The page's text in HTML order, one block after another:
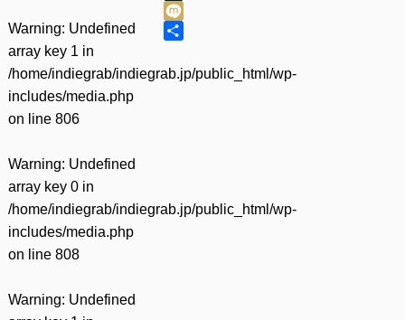
Warning: Undefined
array key 1 in
/home/indiegrab/indiegrab.jp/public_html/wp-
includes/media.php
on line 806
Warning: Undefined
array key 0 in
/home/indiegrab/indiegrab.jp/public_html/wp-
includes/media.php
on line 808
Warning: Undefined
Tumblr
Mixi
有